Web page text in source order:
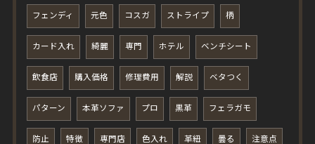
フェンディ 元色 コスガ ストライプ 柄
カード入れ 綺麗 専門 ホテル ベンチシート
飲食店 購入価格 修理費用 解説 ベタつく
パターン 本革ソファ プロ 黒革 フェラガモ
防止 特徴 専門店 色入れ 革紐 曇る 注意点